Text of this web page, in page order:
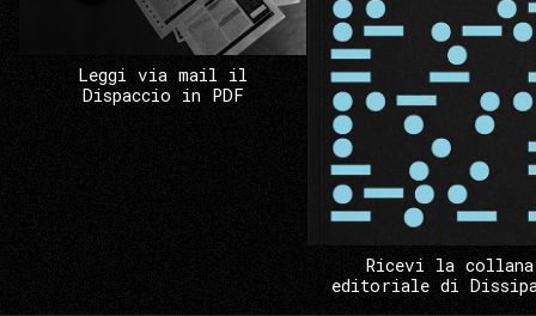
Leggi via mail il
Dispaccio in PDF
Ricevi la collana
editoriale di